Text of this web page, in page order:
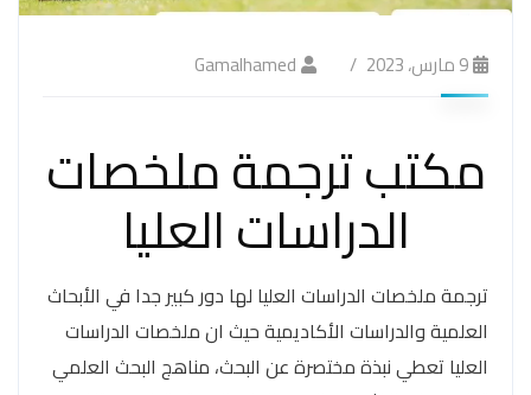
9 مارس، 2023 Gamalhamed
مكتب ترجمة ملخصات
الدراسات العليا
ترجمة ملخصات الدراسات العليا لها دور كبير جدا في الأبحاث
العلمية والدراسات الأكاديمية حيث ان ملخصات الدراسات
العليا تعطي نبذة مختصرة عن البحث، مناهج البحث العلمي